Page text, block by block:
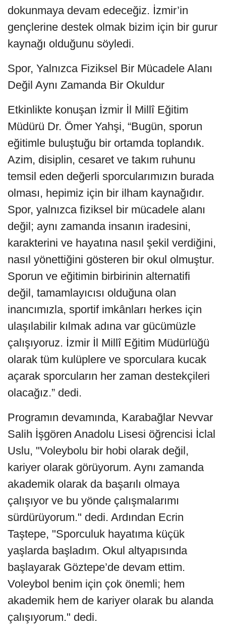
dokunmaya devam edeceğiz. İzmir’in
gençlerine destek olmak bizim için bir gurur
kaynağı olduğunu söyledi.
Spor, Yalnızca Fiziksel Bir Mücadele Alanı
Değil Aynı Zamanda Bir Okuldur
Etkinlikte konuşan İzmir İl Millî Eğitim
Müdürü Dr. Ömer Yahşi, “Bugün, sporun
eğitimle buluştuğu bir ortamda toplandık.
Azim, disiplin, cesaret ve takım ruhunu
temsil eden değerli sporcularımızın burada
olması, hepimiz için bir ilham kaynağıdır.
Spor, yalnızca fiziksel bir mücadele alanı
değil; aynı zamanda insanın iradesini,
karakterini ve hayatına nasıl şekil verdiğini,
nasıl yönettiğini gösteren bir okul olmuştur.
Sporun ve eğitimin birbirinin alternatifi
değil, tamamlayıcısı olduğuna olan
inancımızla, sportif imkânları herkes için
ulaşılabilir kılmak adına var gücümüzle
çalışıyoruz. İzmir İl Millî Eğitim Müdürlüğü
olarak tüm kulüplere ve sporculara kucak
açarak sporcuların her zaman destekçileri
olacağız.” dedi.
Programın devamında, Karabağlar Nevvar
Salih İşgören Anadolu Lisesi öğrencisi İclal
Uslu, "Voleybolu bir hobi olarak değil,
kariyer olarak görüyorum. Aynı zamanda
akademik olarak da başarılı olmaya
çalışıyor ve bu yönde çalışmalarımı
sürdürüyorum." dedi. Ardından Ecrin
Taştepe, "Sporculuk hayatıma küçük
yaşlarda başladım. Okul altyapısında
başlayarak Göztepe’de devam ettim.
Voleybol benim için çok önemli; hem
akademik hem de kariyer olarak bu alanda
çalışıyorum." dedi.